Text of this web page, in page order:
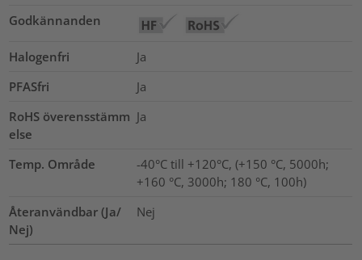
Godkännanden
Halogenfri
Ja
PFASfri
Ja
RoHS överensstämm
else
Ja
Temp. Område
-40°C till +120°C, (+150 °C, 5000h;
+160 °C, 3000h; 180 °C, 100h)
Återanvändbar (Ja/
Nej)
Nej